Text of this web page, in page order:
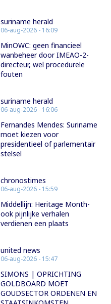
suriname herald
06-aug-2026 - 16:09
MinOWC: geen financieel
wanbeheer door IMEAO-2-
directeur, wel procedurele
fouten
suriname herald
06-aug-2026 - 16:06
Fernandes Mendes: Suriname
moet kiezen voor
presidentieel of parlementair
stelsel
chronostimes
06-aug-2026 - 15:59
Middellijn: Heritage Month-
ook pijnlijke verhalen
verdienen een plaats
united news
06-aug-2026 - 15:47
SIMONS | OPRICHTING
GOLDBOARD MOET
GOUDSECTOR ORDENEN EN